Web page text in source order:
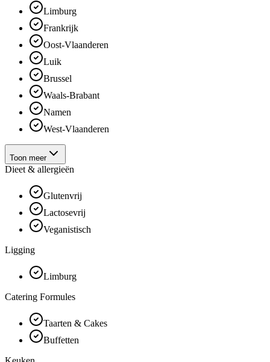
Limburg
Frankrijk
Oost-Vlaanderen
Luik
Brussel
Waals-Brabant
Namen
West-Vlaanderen
Toon meer
Dieet & allergieën
Glutenvrij
Lactosevrij
Veganistisch
Ligging
Limburg
Catering Formules
Taarten & Cakes
Buffetten